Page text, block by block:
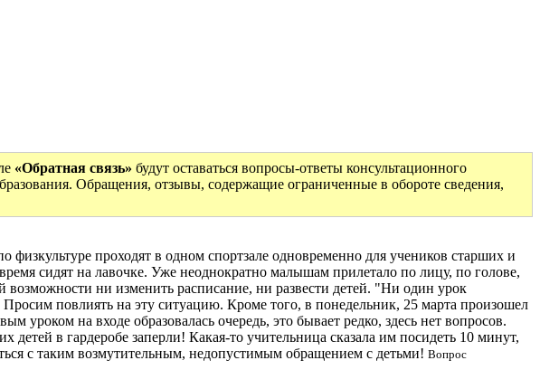
«Обратная связь» будут оставаться вопросы-ответы консультационного
Обращения, отзывы, содержащие ограниченные в обороте сведения,
проходят в одном спортзале одновременно для учеников старших и
сидят на лавочке. Уже неоднократно малышам прилетало по лицу, по голове,
ни изменить расписание, ни развести детей. "Ни один урок
повлиять на эту ситуацию. Кроме того, в понедельник, 25 марта произошел
уроком на входе образовалась очередь, это бывает редко, здесь нет вопросов.
детей в гардеробе заперли! Какая-то учительница сказала им посидеть 10 минут,
с таким возмутительным, недопустимым обращением с детьми! Вопрос